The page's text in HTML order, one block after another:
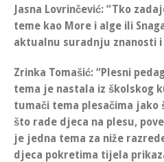
Jasna Lovrinčević: “Tko
teme kao More i alge ili
aktualnu suradnju znanosti
Zrinka Tomašić: “Plesni
tema je nastala iz školskog
tumači tema plesačima jako
što rade djeca na plesu,
je jedna tema za niže
djeca pokretima tijela